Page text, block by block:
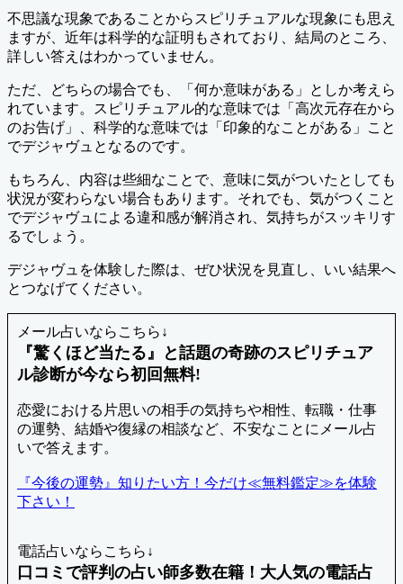
不思議な現象であることからスピリチュアルな現象にも思え
ますが、近年は科学的な証明もされており、結局のところ、
詳しい答えはわかっていません。
ただ、どちらの場合でも、「何か意味がある」としか考えら
れています。スピリチュアル的な意味では「高次元存在から
のお告げ」、科学的な意味では「印象的なことがある」こと
でデジャヴュとなるのです。
もちろん、内容は些細なことで、意味に気がついたとしても
状況が変わらない場合もあります。それでも、気がつくこと
でデジャヴュによる違和感が解消され、気持ちがスッキリす
るでしょう。
デジャヴュを体験した際は、ぜひ状況を見直し、いい結果へ
とつなげてください。
メール占いならこちら↓
『驚くほど当たる』と話題の奇跡のスピリチュア
ル診断が今なら初回無料!
恋愛における片思いの相手の気持ちや相性、転職・仕事
の運勢、結婚や復縁の相談など、不安なことにメール占
いで答えます。
『今後の運勢』知りたい方！今だけ≪無料鑑定≫を体験
下さい！
電話占いならこちら↓
口コミで評判の占い師多数在籍！大人気の電話占